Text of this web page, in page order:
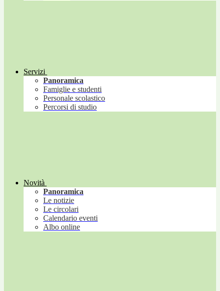
Servizi
Panoramica
Famiglie e studenti
Personale scolastico
Percorsi di studio
Novità
Panoramica
Le notizie
Le circolari
Calendario eventi
Albo online